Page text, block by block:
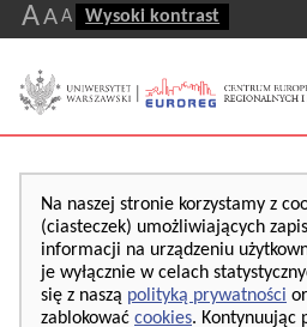
AA A Wysoki kontrast
Na naszej stronie korzystamy z
(ciasteczek) umożliwiających
informacji na urządzeniu
je wyłącznie w celach
się z naszą polityką prywatności
zablokować cookies. Kontynuując